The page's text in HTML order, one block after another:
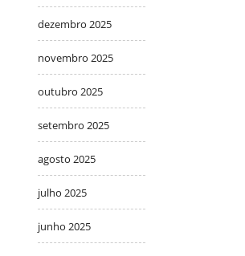
dezembro 2025
novembro 2025
outubro 2025
setembro 2025
agosto 2025
julho 2025
junho 2025